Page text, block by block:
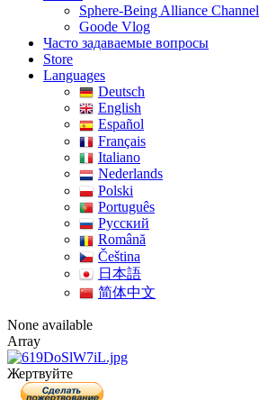
Sphere-Being Alliance Channel
Goode Vlog
Часто задаваемые вопросы
Store
Languages
Deutsch
English
Español
Français
Italiano
Nederlands
Polski
Português
Pусский
Română
Čeština
日本語
简体中文
None available
Array
Жертвуйте